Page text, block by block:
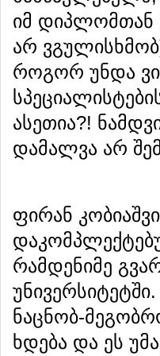
იმ დიპლომთან
არ
როგორ უნდა
ასეთია?!
დამალვა არ
ფირან
რამდენიმე
ნაცნობ-
ხდება და ეს